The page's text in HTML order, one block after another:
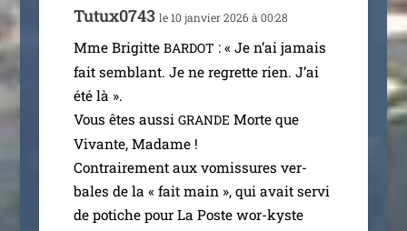
Tutux0743 le 10 jan­vier 2026 à 00:28
Mme Brigitte BARDOT : « Je n’ai jamais
fait sem­blant. Je ne regrette rien. J’ai
été là ».
Vous êtes aus­si GRANDE Morte que
Vivante, Madame !
Contrairement aux vomis­sures ver­
bales de la « fait main », qui avait ser­vi
de potiche pour La Poste wor-kyste